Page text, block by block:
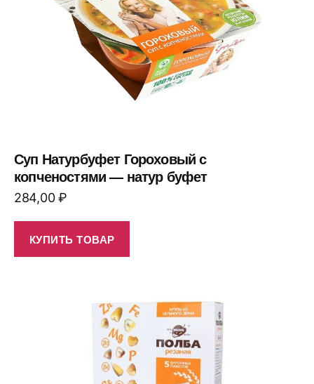
Суп Натурбуфет Гороховый с
копченостями — натур буфет
284,00₽
КУПИТЬ ТОВАР